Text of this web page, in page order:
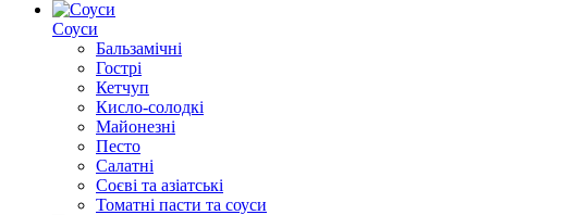
Соуси
Бальзамічні
Гострі
Кетчуп
Кисло-солодкі
Майонезні
Песто
Салатні
Соєві та азіатські
Томатні пасти та соуси